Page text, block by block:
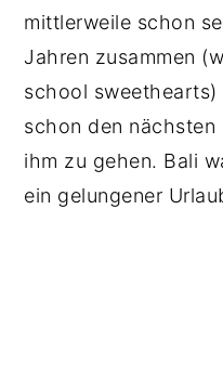
mittlerweile schon
Jahren zusammen
school
schon den nächsten
ihm zu gehen. Bali
ein gelungener